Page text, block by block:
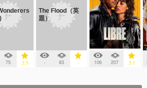
75 2.5
The Flood（英
題）
- 83 - 106 207 3.1